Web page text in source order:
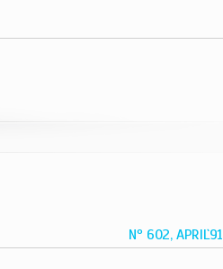
Nº 602, APRIL`91